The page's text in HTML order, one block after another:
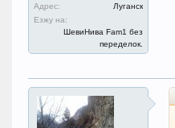
Адрес:
Луганск
Езжу на:
ШевиНива Fam1 без
переделок.